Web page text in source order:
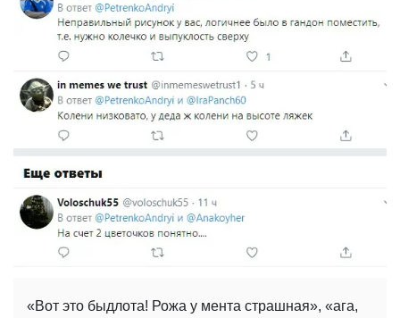
«Вот это быдлота! Рожа у мента страшная», «ага,